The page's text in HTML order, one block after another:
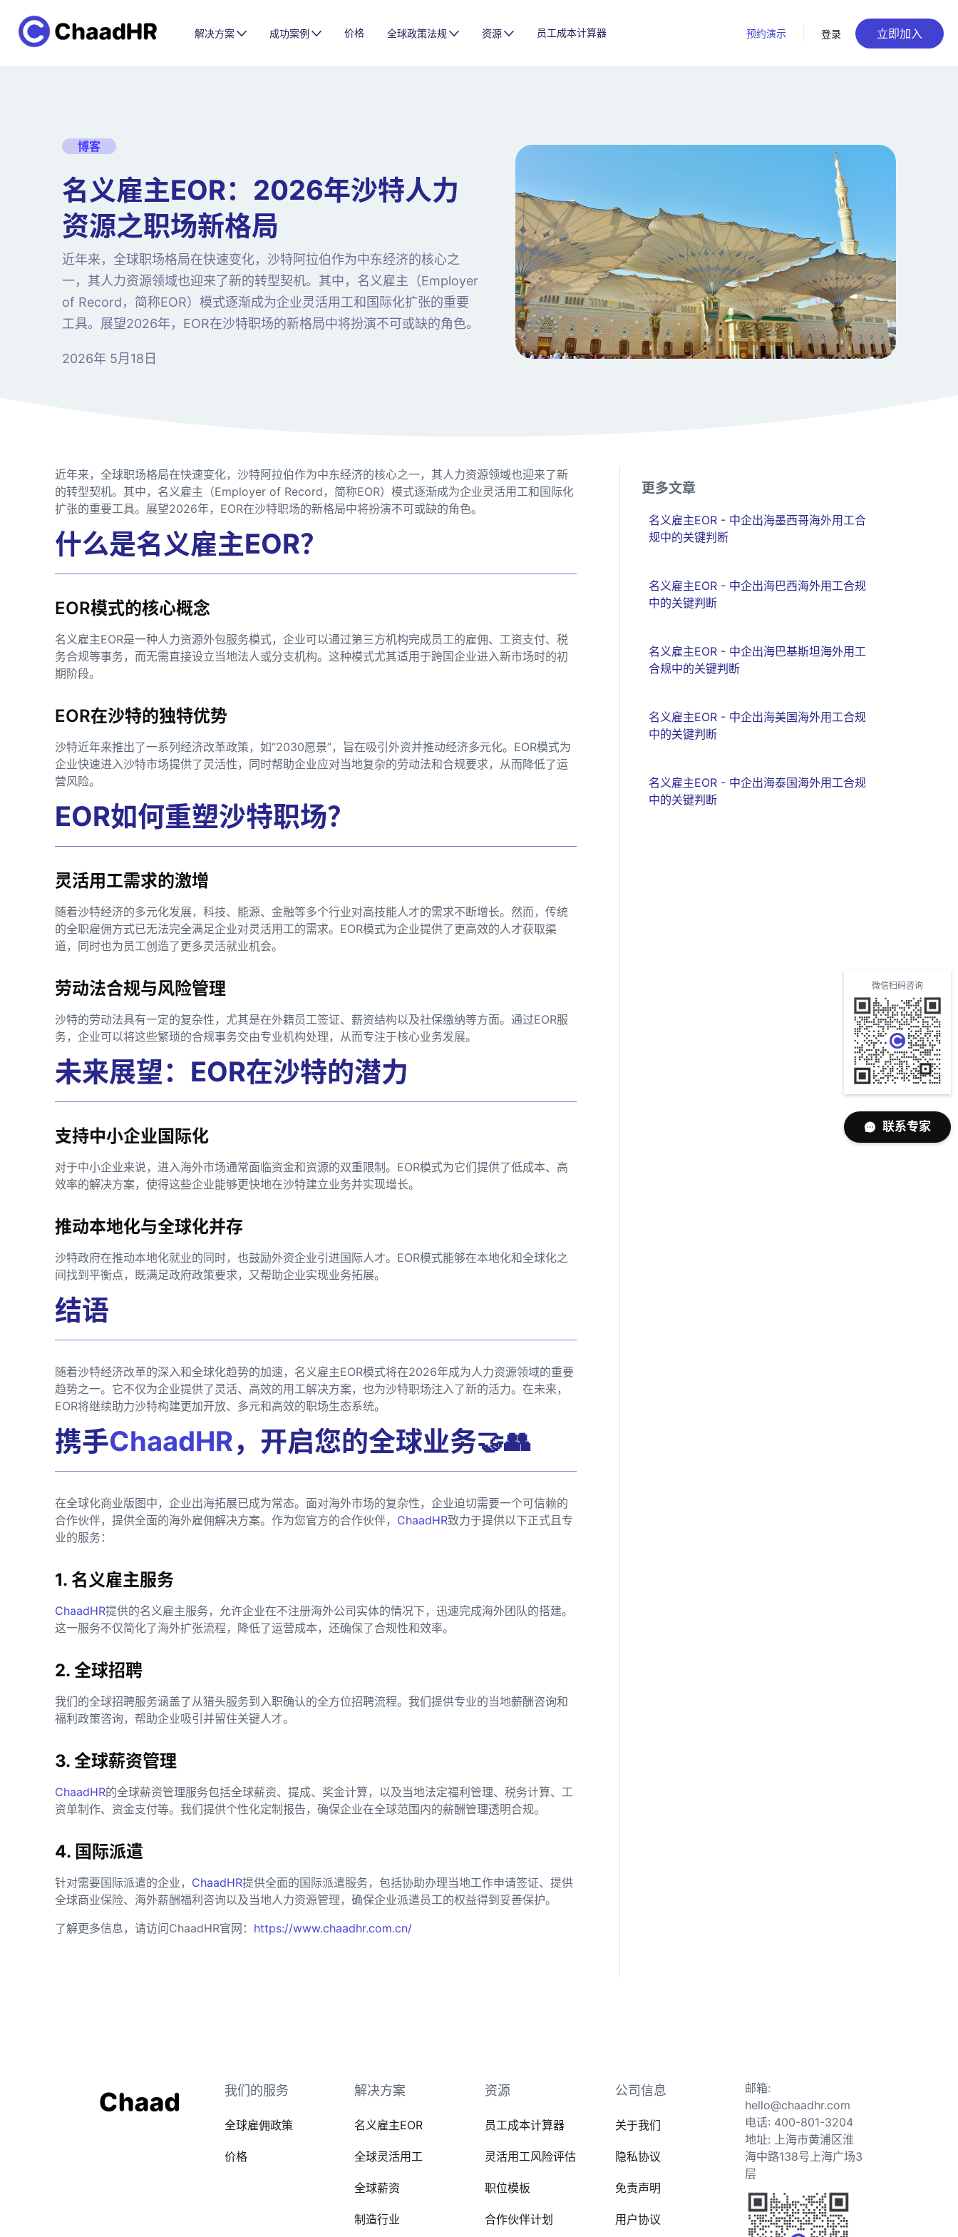
解决方案 成功案例 价格 全球政策法规 资源 员工成本计算器 预约演示 登录 立即加入
博客
名义雇主EOR：2026年沙特人力
资源之职场新格局
近年来，全球职场格局在快速变化，沙特阿拉伯作为中东经济的核心之
一，其人力资源领域也迎来了新的转型契机。其中，名义雇主（Employer
of Record，简称EOR）模式逐渐成为企业灵活用工和国际化扩张的重要
工具。展望2026年，EOR在沙特职场的新格局中将扮演不可或缺的角色。
2026年 5月18日
近年来，全球职场格局在快速变化，沙特阿拉伯作为中东经济的核心之一，其人力资源领域也迎来了新
的转型契机。其中，名义雇主（Employer of Record，简称EOR）模式逐渐成为企业灵活用工和国际化
扩张的重要工具。展望2026年，EOR在沙特职场的新格局中将扮演不可或缺的角色。
什么是名义雇主EOR？
EOR模式的核心概念
名义雇主EOR是一种人力资源外包服务模式，企业可以通过第三方机构完成员工的雇佣、工资支付、税
务合规等事务，而无需直接设立当地法人或分支机构。这种模式尤其适用于跨国企业进入新市场时的初
期阶段。
EOR在沙特的独特优势
沙特近年来推出了一系列经济改革政策，如“2030愿景”，旨在吸引外资并推动经济多元化。EOR模式为
企业快速进入沙特市场提供了灵活性，同时帮助企业应对当地复杂的劳动法和合规要求，从而降低了运
营风险。
EOR如何重塑沙特职场？
灵活用工需求的激增
随着沙特经济的多元化发展，科技、能源、金融等多个行业对高技能人才的需求不断增长。然而，传统
的全职雇佣方式已无法完全满足企业对灵活用工的需求。EOR模式为企业提供了更高效的人才获取渠
道，同时也为员工创造了更多灵活就业机会。
劳动法合规与风险管理
沙特的劳动法具有一定的复杂性，尤其是在外籍员工签证、薪资结构以及社保缴纳等方面。通过EOR服
务，企业可以将这些繁琐的合规事务交由专业机构处理，从而专注于核心业务发展。
未来展望：EOR在沙特的潜力
支持中小企业国际化
对于中小企业来说，进入海外市场通常面临资金和资源的双重限制。EOR模式为它们提供了低成本、高
效率的解决方案，使得这些企业能够更快地在沙特建立业务并实现增长。
推动本地化与全球化并存
沙特政府在推动本地化就业的同时，也鼓励外资企业引进国际人才。EOR模式能够在本地化和全球化之
间找到平衡点，既满足政府政策要求，又帮助企业实现业务拓展。
结语
随着沙特经济改革的深入和全球化趋势的加速，名义雇主EOR模式将在2026年成为人力资源领域的重要
趋势之一。它不仅为企业提供了灵活、高效的用工解决方案，也为沙特职场注入了新的活力。在未来，
EOR将继续助力沙特构建更加开放、多元和高效的职场生态系统。
携手ChaadHR，开启您的全球业务🤝👥
在全球化商业版图中，企业出海拓展已成为常态。面对海外市场的复杂性，企业迫切需要一个可信赖的
合作伙伴，提供全面的海外雇佣解决方案。作为您官方的合作伙伴， ChaadHR致力于提供以下正式且专
业的服务：
1. 名义雇主服务
ChaadHR提供的名义雇主服务，允许企业在不注册海外公司实体的情况下，迅速完成海外团队的搭建。
这一服务不仅简化了海外扩张流程，降低了运营成本，还确保了合规性和效率。
2. 全球招聘
我们的全球招聘服务涵盖了从猎头服务到入职确认的全方位招聘流程。我们提供专业的当地薪酬咨询和
福利政策咨询，帮助企业吸引并留住关键人才。
3. 全球薪资管理
ChaadHR的全球薪资管理服务包括全球薪资、提成、奖金计算，以及当地法定福利管理、税务计算、工
资单制作、资金支付等。我们提供个性化定制报告，确保企业在全球范围内的薪酬管理透明合规。
4. 国际派遣
针对需要国际派遣的企业， ChaadHR提供全面的国际派遣服务，包括协助办理当地工作申请签证、提供
全球商业保险、海外薪酬福利咨询以及当地人力资源管理，确保企业派遣员工的权益得到妥善保护。
了解更多信息，请访问ChaadHR官网： https://www.chaadhr.com.cn/
更多文章
名义雇主EOR - 中企出海墨西哥海外用工合
规中的关键判断
名义雇主EOR - 中企出海巴西海外用工合规
中的关键判断
名义雇主EOR - 中企出海巴基斯坦海外用工
合规中的关键判断
名义雇主EOR - 中企出海美国海外用工合规
中的关键判断
名义雇主EOR - 中企出海泰国海外用工合规
中的关键判断
我们的服务
全球雇佣政策
价格
解决方案
名义雇主EOR
全球灵活用工
全球薪资
制造行业
资源
员工成本计算器
灵活用工风险评估
职位模板
合作伙伴计划
公司信息
关于我们
隐私协议
免责声明
用户协议
邮箱:
hello@chaadhr.com
电话: 400-801-3204
地址: 上海市黄浦区淮
海中路138号上海广场3
层
微信扫码咨询
联系专家